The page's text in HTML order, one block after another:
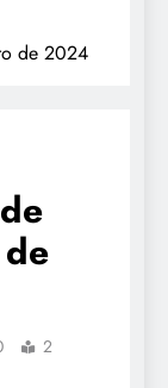
de 2024
2